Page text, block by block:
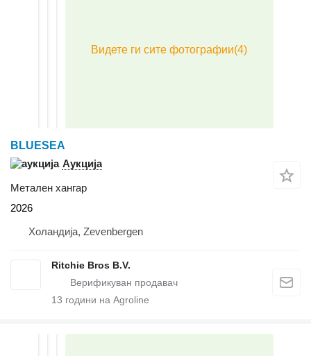
BLUESEA
Аукција
Метален хангар
2026
Холандија, Zevenbergen
Ritchie Bros B.V.
13 години на Agroline